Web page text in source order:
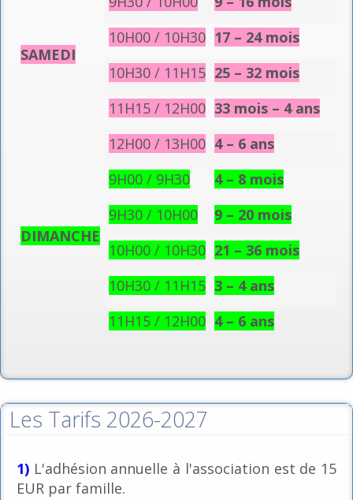
SAMEDI
10H00 / 10H30 17 – 24 mois
10H30 / 11H15 25 – 32 mois
11H15 / 12H00 33 mois – 4 ans
12H00 / 13H00 4 – 6 ans
DIMANCHE
9H00 / 9H30
4 – 8 mois
9H30 / 10H00
9 – 20 mois
10H00 / 10H30 21 – 36 mois
10H30 / 11H15 3 – 4 ans
11H15 / 12H00 4 – 6 ans
Les Tarifs 2026-2027
1) L'adhésion annuelle à l'association est de 15
EUR par famille.